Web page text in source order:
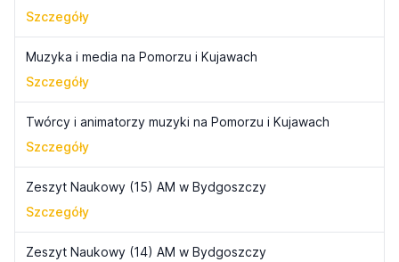
Szczegóły
Muzyka i media na Pomorzu i Kujawach
Szczegóły
Twórcy i animatorzy muzyki na Pomorzu i Kujawach
Szczegóły
Zeszyt Naukowy (15) AM w Bydgoszczy
Szczegóły
Zeszyt Naukowy (14) AM w Bydgoszczy